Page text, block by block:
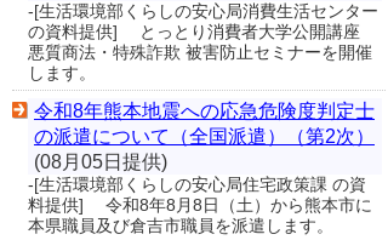
-[生活環境部くらしの安心局消費生活センター
の資料提供] とっとり消費者大学公開講座
悪質商法・特殊詐欺 被害防止セミナーを開催
します。
令和8年熊本地震への応急危険度判定士
の派遣について（全国派遣）（第2次）
(08月05日提供)
-[生活環境部くらしの安心局住宅政策課 の資
料提供] 令和8年8月8日（土）から熊本市に
本県職員及び倉吉市職員を派遣します。